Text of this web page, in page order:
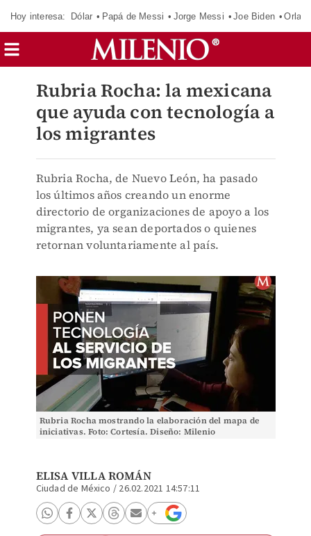
Hoy interesa: Dólar Papá de Messi Jorge Messi Joe Biden
Rubria Rocha: la mexicana
que ayuda con tecnología a
los migrantes
Rubria Rocha, de Nuevo León, ha pasado
los últimos años creando un enorme
directorio de organizaciones de apoyo a los
migrantes, ya sean deportados o quienes
retornan voluntariamente al país.
Rubria Rocha mostrando la elaboración del mapa de
iniciativas. Foto: Cortesía. Diseño: Milenio
ELISA VILLA ROMÁN
Ciudad de México / 26.02.2021 14:57:11